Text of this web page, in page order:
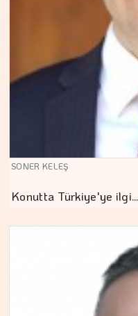
SONER KELEŞ
Konutta Türkiye'ye ilgi…